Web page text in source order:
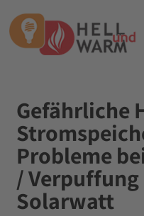
Gefährliche
Probleme
/ Verpuffung
Solarwatt